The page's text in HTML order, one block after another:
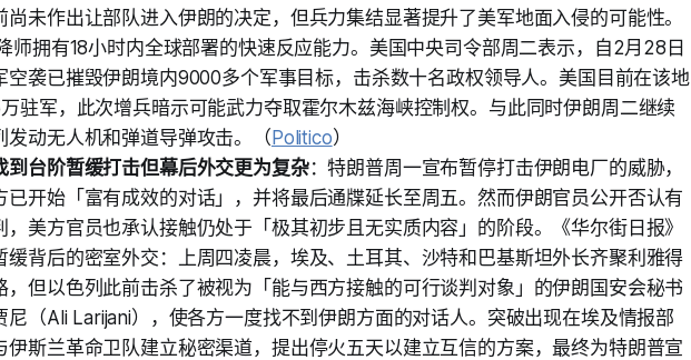
尚未作出让部队进入伊朗的决定，但兵力集结显著提升了美军地面入侵的可能性。
师拥有18小时内全球部署的快速反应能力。美国中央司令部周二表示，自2月28日
空袭已摧毁伊朗境内9000多个军事目标，击杀数十名政权领导人。美国目前在该地
驻军，此次增兵暗示可能武力夺取霍尔木兹海峡控制权。与此同时伊朗周二继续
发动无人机和弹道导弹攻击。（Politico）
到台阶暂缓打击但幕后外交更为复杂：特朗普周一宣布暂停打击伊朗电厂的威胁，
已开始「富有成效的对话」，并将最后通牒延长至周五。然而伊朗官员公开否认有
，美方官员也承认接触仍处于「极其初步且无实质内容」的阶段。《华尔街日报》
缓背后的密室外交：上周四凌晨，埃及、土耳其、沙特和巴基斯坦外长齐聚利雅得
，但以色列此前击杀了被视为「能与西方接触的可行谈判对象」的伊朗国安会秘书
尼（Ali Larijani），使各方一度找不到伊朗方面的对话人。突破出现在埃及情报部
伊斯兰革命卫队建立秘密渠道，提出停火五天以建立互信的方案，最终为特朗普宣